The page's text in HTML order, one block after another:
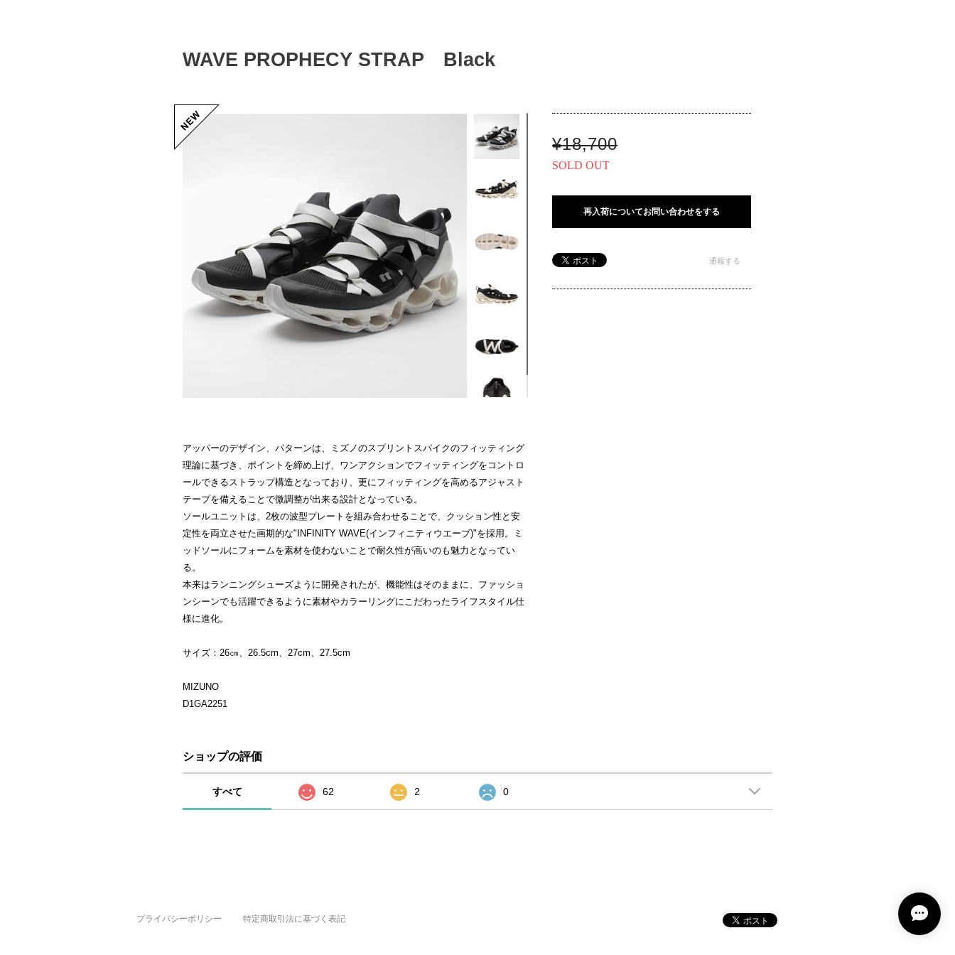
WAVE PROPHECY STRAP Black
アッパーのデザイン、パターンは、ミズノのスプリントスパイクのフィッティング
理論に基づき、ポイントを締め上げ、ワンアクションでフィッティングをコントロ
ールできるストラップ構造となっており、更にフィッティングを高めるアジャスト
テープを備えることで微調整が出来る設計となっている。
ソールユニットは、2枚の波型プレートを組み合わせることで、クッション性と安
定性を両立させた画期的な"INFINITY WAVE(インフィニティウエーブ)"を採用。ミ
ッドソールにフォームを素材を使わないことで耐久性が高いのも魅力となってい
る。
本来はランニングシューズように開発されたが、機能性はそのままに、ファッショ
ンシーンでも活躍できるように素材やカラーリングにこだわったライフスタイル仕
様に進化。
サイズ：26㎝、26.5cm、27cm、27.5cm
MIZUNO
D1GA2251
¥18,700
SOLD OUT
再入荷についてお問い合わせをする
通報する
ショップの評価
すべて 62 2 0
プライバシーポリシー 特定商取引法に基づく表記